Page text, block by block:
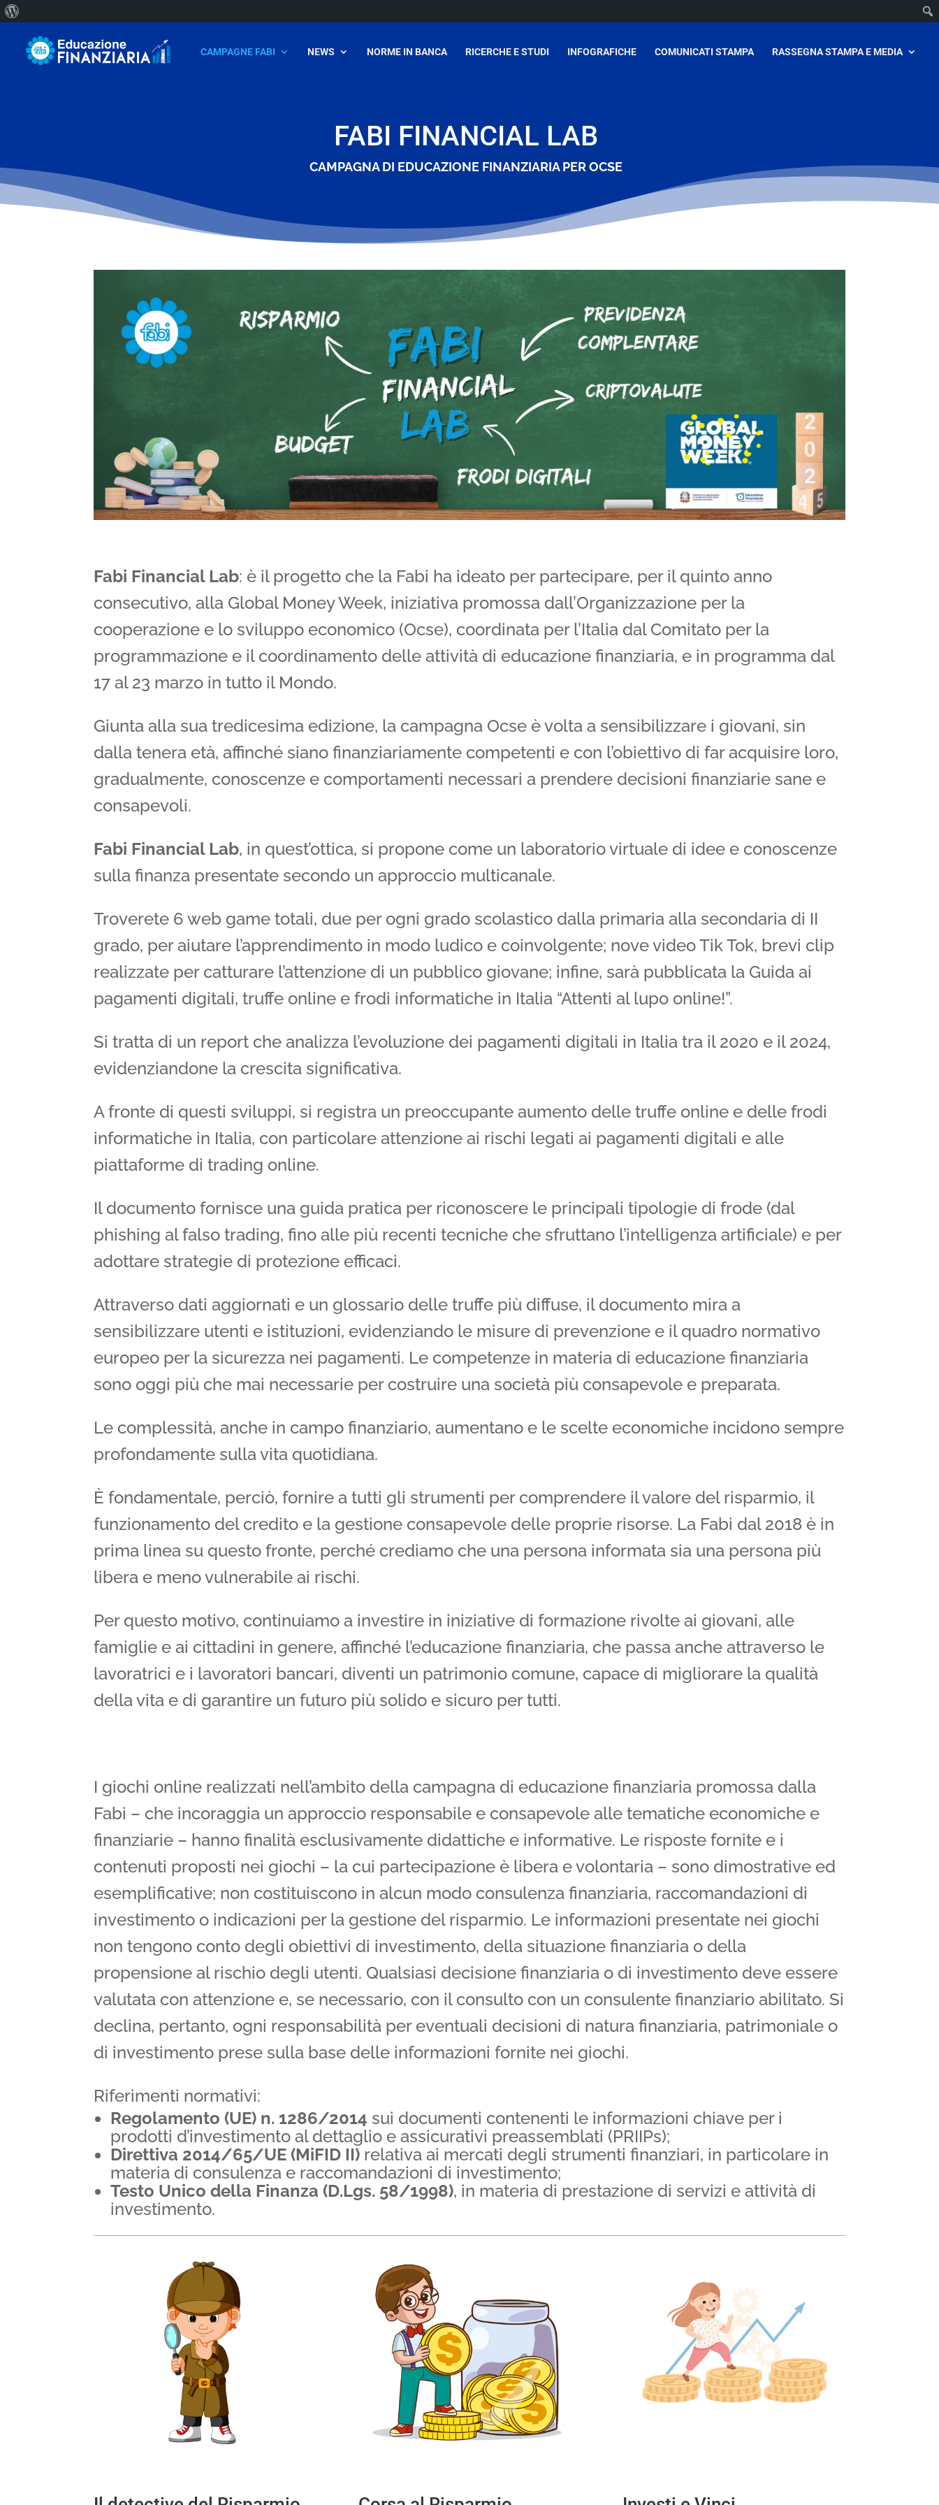
WordPress
CAMPAGNE FABI NEWS NORME IN BANCA RICERCHE E STUDI INFOGRAFICHE COMUNICATI STAMPA RASSEGNA STAMPA E MEDIA
FABI FINANCIAL LAB
CAMPAGNA DI EDUCAZIONE FINANZIARIA PER OCSE
Fabi Financial Lab: è il progetto che la Fabi ha ideato per partecipare, per il quinto anno
consecutivo, alla Global Money Week, iniziativa promossa dall’Organizzazione per la
cooperazione e lo sviluppo economico (Ocse), coordinata per l’Italia dal Comitato per la
programmazione e il coordinamento delle attività di educazione finanziaria, e in programma dal
17 al 23 marzo in tutto il Mondo.
Giunta alla sua tredicesima edizione, la campagna Ocse è volta a sensibilizzare i giovani, sin
dalla tenera età, affinché siano finanziariamente competenti e con l’obiettivo di far acquisire loro,
gradualmente, conoscenze e comportamenti necessari a prendere decisioni finanziarie sane e
consapevoli.
Fabi Financial Lab, in quest’ottica, si propone come un laboratorio virtuale di idee e conoscenze
sulla finanza presentate secondo un approccio multicanale.
Troverete 6 web game totali, due per ogni grado scolastico dalla primaria alla secondaria di II
grado, per aiutare l’apprendimento in modo ludico e coinvolgente; nove video Tik Tok, brevi clip
realizzate per catturare l’attenzione di un pubblico giovane; infine, sarà pubblicata la Guida ai
pagamenti digitali, truffe online e frodi informatiche in Italia “Attenti al lupo online!”.
Si tratta di un report che analizza l’evoluzione dei pagamenti digitali in Italia tra il 2020 e il 2024,
evidenziandone la crescita significativa.
A fronte di questi sviluppi, si registra un preoccupante aumento delle truffe online e delle frodi
informatiche in Italia, con particolare attenzione ai rischi legati ai pagamenti digitali e alle
piattaforme di trading online.
Il documento fornisce una guida pratica per riconoscere le principali tipologie di frode (dal
phishing al falso trading, fino alle più recenti tecniche che sfruttano l’intelligenza artificiale) e per
adottare strategie di protezione efficaci.
Attraverso dati aggiornati e un glossario delle truffe più diffuse, il documento mira a
sensibilizzare utenti e istituzioni, evidenziando le misure di prevenzione e il quadro normativo
europeo per la sicurezza nei pagamenti. Le competenze in materia di educazione finanziaria
sono oggi più che mai necessarie per costruire una società più consapevole e preparata.
Le complessità, anche in campo finanziario, aumentano e le scelte economiche incidono sempre
profondamente sulla vita quotidiana.
È fondamentale, perciò, fornire a tutti gli strumenti per comprendere il valore del risparmio, il
funzionamento del credito e la gestione consapevole delle proprie risorse. La Fabi dal 2018 è in
prima linea su questo fronte, perché crediamo che una persona informata sia una persona più
libera e meno vulnerabile ai rischi.
Per questo motivo, continuiamo a investire in iniziative di formazione rivolte ai giovani, alle
famiglie e ai cittadini in genere, affinché l’educazione finanziaria, che passa anche attraverso le
lavoratrici e i lavoratori bancari, diventi un patrimonio comune, capace di migliorare la qualità
della vita e di garantire un futuro più solido e sicuro per tutti.
I giochi online realizzati nell’ambito della campagna di educazione finanziaria promossa dalla
Fabi – che incoraggia un approccio responsabile e consapevole alle tematiche economiche e
finanziarie – hanno finalità esclusivamente didattiche e informative. Le risposte fornite e i
contenuti proposti nei giochi – la cui partecipazione è libera e volontaria – sono dimostrative ed
esemplificative; non costituiscono in alcun modo consulenza finanziaria, raccomandazioni di
investimento o indicazioni per la gestione del risparmio. Le informazioni presentate nei giochi
non tengono conto degli obiettivi di investimento, della situazione finanziaria o della
propensione al rischio degli utenti. Qualsiasi decisione finanziaria o di investimento deve essere
valutata con attenzione e, se necessario, con il consulto con un consulente finanziario abilitato. Si
declina, pertanto, ogni responsabilità per eventuali decisioni di natura finanziaria, patrimoniale o
di investimento prese sulla base delle informazioni fornite nei giochi.
Riferimenti normativi:
Regolamento (UE) n. 1286/2014 sui documenti contenenti le informazioni chiave per i
prodotti d’investimento al dettaglio e assicurativi preassemblati (PRIIPs);
Direttiva 2014/65/UE (MiFID II) relativa ai mercati degli strumenti finanziari, in particolare in
materia di consulenza e raccomandazioni di investimento;
Testo Unico della Finanza (D.Lgs. 58/1998), in materia di prestazione di servizi e attività di
investimento.